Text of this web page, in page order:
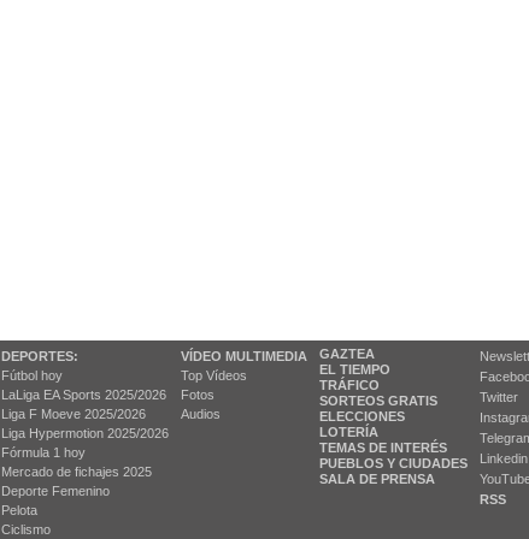
DEPORTES:
Fútbol hoy
LaLiga EA Sports 2025/2026
Liga F Moeve 2025/2026
Liga Hypermotion 2025/2026
Fórmula 1 hoy
Mercado de fichajes 2025
Deporte Femenino
Pelota
Ciclismo
VÍDEO MULTIMEDIA
Top Vídeos
Fotos
Audios
GAZTEA
EL TIEMPO
TRÁFICO
SORTEOS GRATIS
ELECCIONES
LOTERÍA
TEMAS DE INTERÉS
PUEBLOS Y CIUDADES
SALA DE PRENSA
Twitter
Linkedin
RSS